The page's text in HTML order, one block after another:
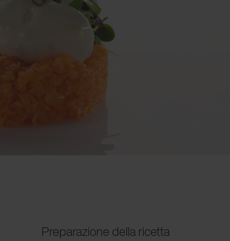
Preparazione della ricetta